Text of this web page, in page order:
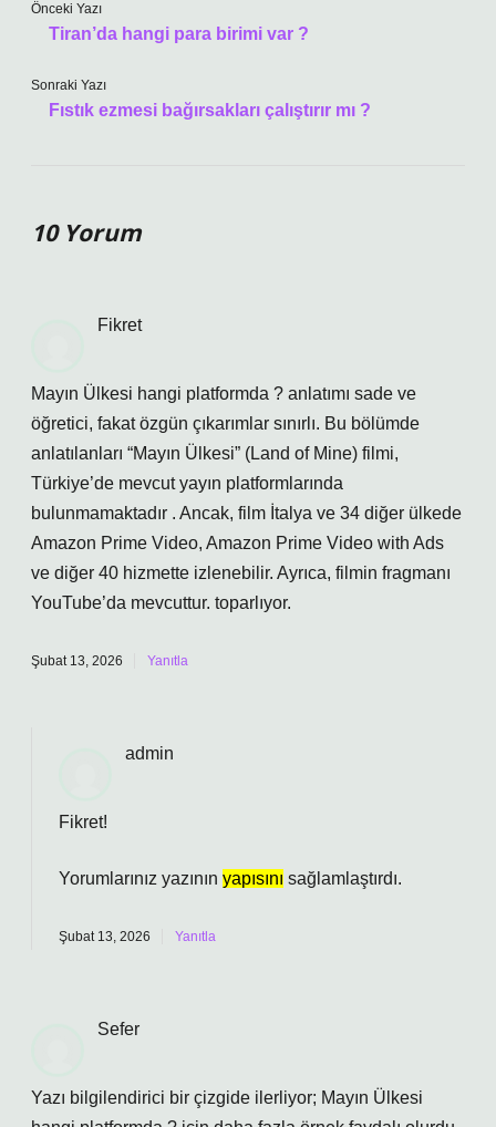
Önceki Yazı
Tiran’da hangi para birimi var ?
Sonraki Yazı
Fıstık ezmesi bağırsakları çalıştırır mı ?
10 Yorum
Fikret
Mayın Ülkesi hangi platformda ? anlatımı sade ve
öğretici, fakat özgün çıkarımlar sınırlı. Bu bölümde
anlatılanları “Mayın Ülkesi” (Land of Mine) filmi,
Türkiye’de mevcut yayın platformlarında
bulunmamaktadır . Ancak, film İtalya ve 34 diğer ülkede
Amazon Prime Video, Amazon Prime Video with Ads
ve diğer 40 hizmette izlenebilir. Ayrıca, filmin fragmanı
YouTube’da mevcuttur. toparlıyor.
Şubat 13, 2026 Yanıtla
admin
Fikret!
Yorumlarınız yazının yapısını sağlamlaştırdı.
Şubat 13, 2026 Yanıtla
Sefer
Yazı bilgilendirici bir çizgide ilerliyor; Mayın Ülkesi